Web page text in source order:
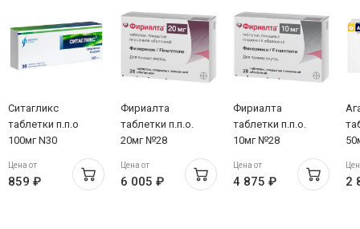
Ситагликс
таблетки п.п.о
100мг N30
Цена от
859 ₽
Фириалта
таблетки п.п.о.
20мг №28
Цена от
6 005 ₽
Фириалта
таблетки п.п.о.
10мг №28
Цена от
4 875 ₽ 2